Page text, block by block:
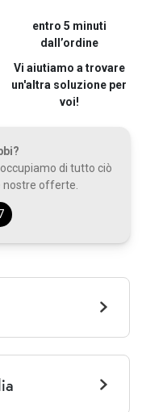
entro 5 minuti
dall’ordine
Vi aiutiamo a trovare
un'altra soluzione per
voi!
di tutto ciò
nostre offerte.